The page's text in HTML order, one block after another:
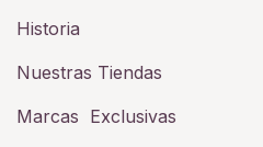
Historia​
Nuestras Tiendas
Marcas Exclusivas